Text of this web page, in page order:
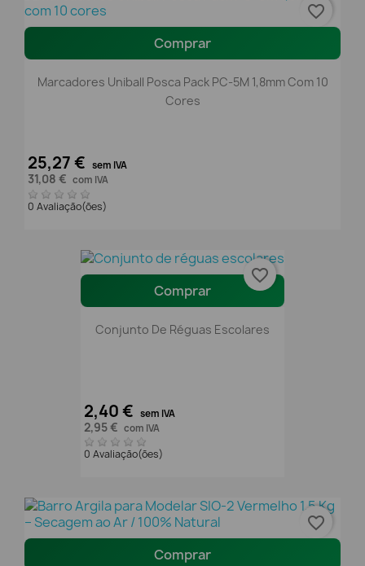
Comprar
Marcadores Uniball Posca Pack PC-5M 1,8mm Com 10
Cores
25,27 € sem IVA
31,08 € com IVA
0 Avaliação(ões)
favorite_border
Comprar
Conjunto De Réguas Escolares
2,40 € sem IVA
2,95 € com IVA
0 Avaliação(ões)
favorite_border
Comprar
favorite_border